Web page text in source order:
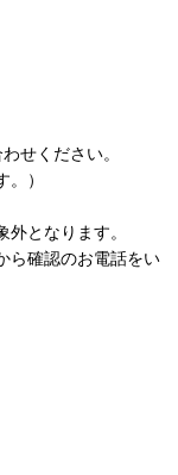
せください。
）
となります。
ら確認のお電話をい